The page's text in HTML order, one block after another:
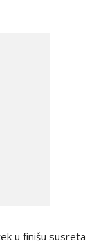
u finišu susreta